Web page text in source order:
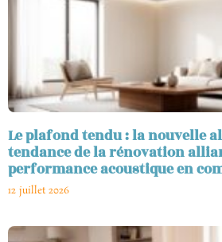
Le plafond tendu : la nouvelle
tendance de la rénovation
performance acoustique en
12 juillet 2026